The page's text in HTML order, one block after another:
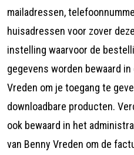
mailadressen,
huisadressen voor zover
instelling waarvoor de
gegevens worden bewaard
Vreden om je toegang te
downloadbare producten.
ook bewaard in het
van Benny Vreden om de